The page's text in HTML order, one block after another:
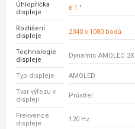
Úhlopříčka
displeje
6.1 "
Rozlišení
displeje
2340 x 1080 bodů
Technologie
displeje
Dynamic AMOLED 2X
Typ displeje AMOLED
Tvar výřezu v
displeji
Průstřel
Frekvence
displeje
120 Hz